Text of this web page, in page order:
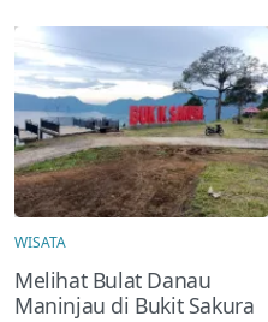
WISATA
Melihat Bulat Danau
Maninjau di Bukit Sakura